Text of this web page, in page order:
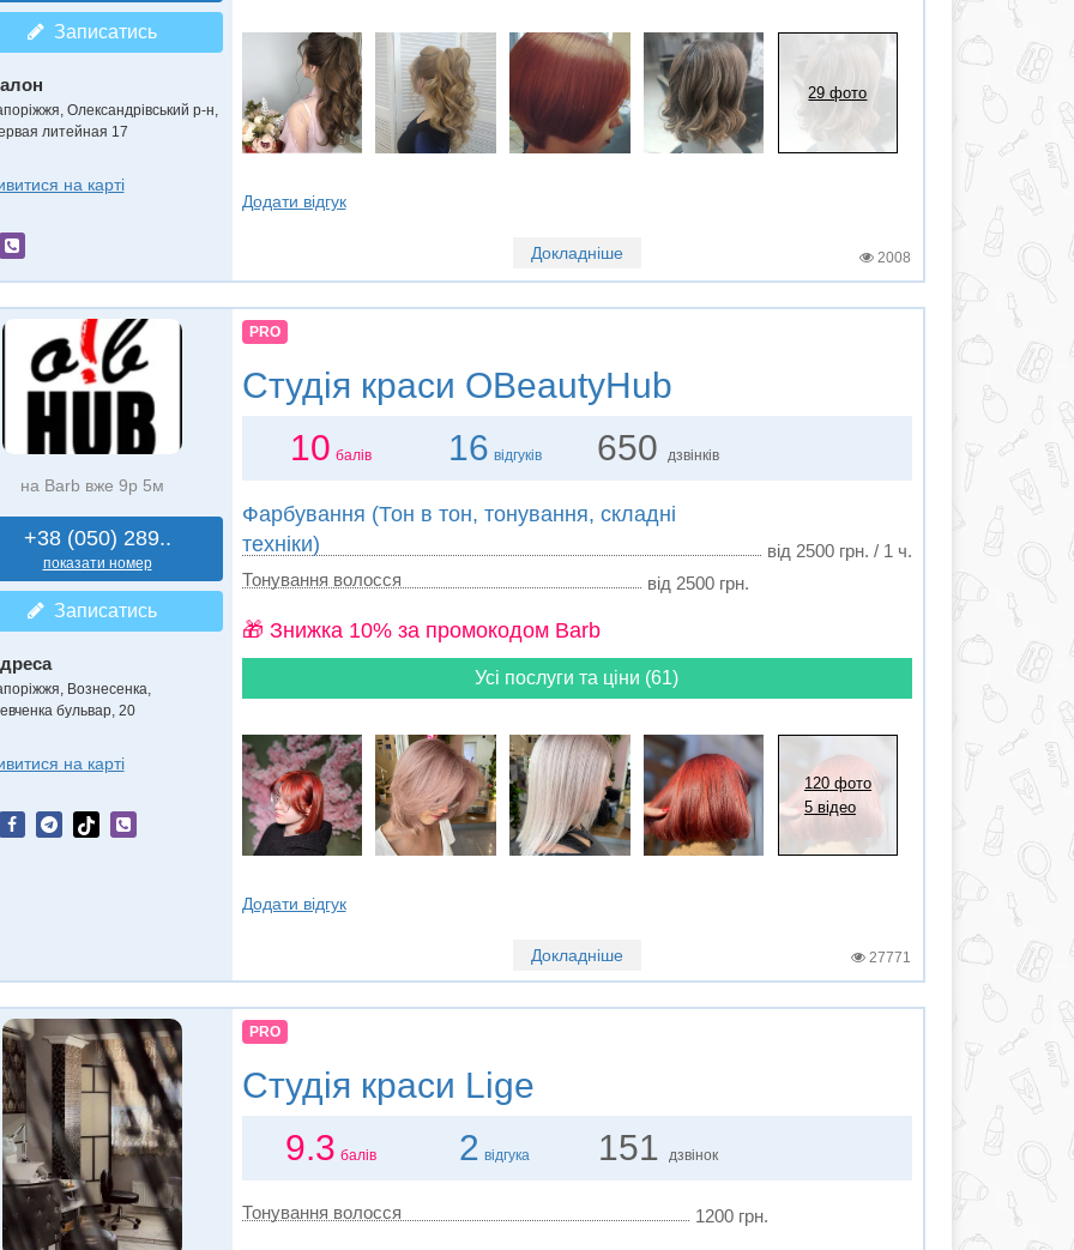
Записатись
Олександрівський р-н,
литейная 17
на карті
29 фото
Додати відгук
Докладніше 2008
на Barb вже 9р 5м
+38 (050) 289..
показати номер
Записатись
Вознесенка
бульвар, 20
на карті
PRO
Студія краси OBeautyHub
10 балів 16 відгуків 650 дзвінків
Фарбування (Тон в тон, тонування, складні
техніки)
від 2500 грн. / 1 ч.
Тонування волосся
від 2500 грн.
🎁 Знижка 10% за промокодом Barb
Усі послуги та ціни (61)
120 фото
5 відео
Додати відгук
Докладніше 27771
PRO
Студія краси Lige
9.3 балів 2 відгука 151 дзвінок
Тонування волосся 1200 грн.